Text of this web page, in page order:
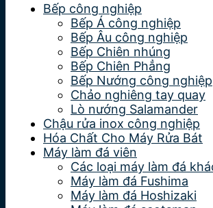
Bếp công nghiệp
Bếp Á công nghiệp
Bếp Âu công nghiệp
Bếp Chiên nhúng
Bếp Chiên Phẳng
Bếp Nướng công nghiệp
Chảo nghiêng tay quay
Lò nướng Salamander
Chậu rửa inox công nghiệp
Hóa Chất Cho Máy Rửa Bát
Máy làm đá viên
Các loại máy làm đá
Máy làm đá Fushima
Máy làm đá Hoshizaki